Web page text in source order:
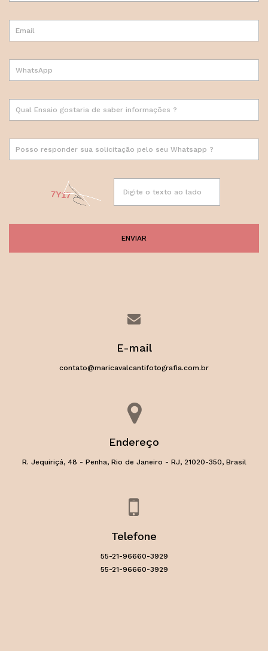
ENVIAR
E-mail
contato@maricavalcantifotografia.com.br
Endereço
R. Jequiriçá, 48 - Penha, Rio de Janeiro - RJ, 21020-350, Brasil
Telefone
55-21-96660-3929
55-21-96660-3929